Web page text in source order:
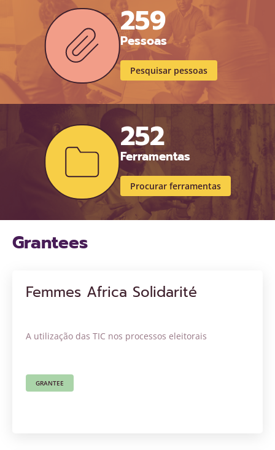
259
Pessoas
Pesquisar pessoas
252
Ferramentas
Procurar ferramentas
Grantees
Femmes Africa Solidarité
A utilização das TIC nos processos eleitorais
GRANTEE